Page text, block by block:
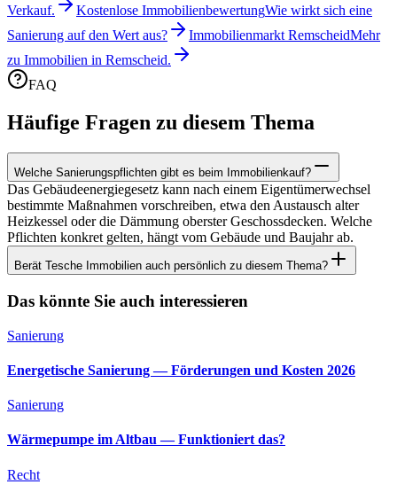
Verkauf. Kostenlose ImmobilienbewertungWie wirkt sich eine
Sanierung auf den Wert aus?
Immobilienmarkt RemscheidMehr
zu Immobilien in Remscheid.
FAQ
Häufige Fragen zu diesem Thema
Welche Sanierungspflichten gibt es beim Immobilienkauf?
Das Gebäudeenergiegesetz kann nach einem Eigentümerwechsel
bestimmte Maßnahmen vorschreiben, etwa den Austausch alter
Heizkessel oder die Dämmung oberster Geschossdecken. Welche
Pflichten konkret gelten, hängt vom Gebäude und Baujahr ab.
Berät Tesche Immobilien auch persönlich zu diesem Thema?
Das könnte Sie auch interessieren
Sanierung
Energetische Sanierung — Förderungen und Kosten 2026
Sanierung
Wärmepumpe im Altbau — Funktioniert das?
Recht